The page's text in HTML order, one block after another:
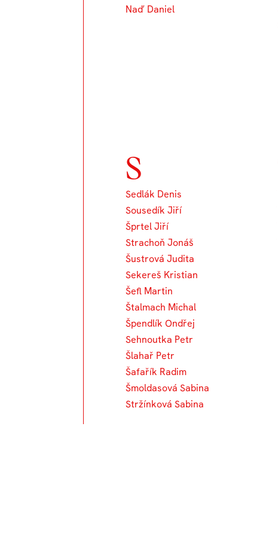
Naď Daniel
S
Sedlák Denis
Sousedík Jiří
Šprtel Jiří
Strachoň Jonáš
Šustrová Judita
Sekereš Kristian
Šefl Martin
Štalmach Michal
Špendlík Ondřej
Sehnoutka Petr
Šlahař Petr
Šafařík Radim
Šmoldasová Sabina
Stržínková Sabina